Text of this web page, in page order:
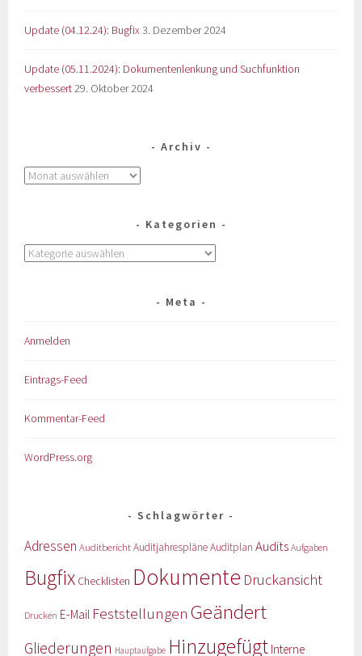
Update (04.12.24): Bugfix3. Dezember 2024
Update (05.11.2024): Dokumentenlenkung und Suchfunktion
verbessert29. Oktober 2024
Archiv
Kategorien
Meta
Anmelden
Eintrags-Feed
Kommentar-Feed
WordPress.org
Schlagwörter
Adressen AuditberichtAuditjahrespläneAuditplan Audits Aufgaben
Bugfix Checklisten Dokumente Druckansicht
Drucken E-Mail Feststellungen Geändert
Gliederungen Hauptaufgabe Hinzugefügt Interne